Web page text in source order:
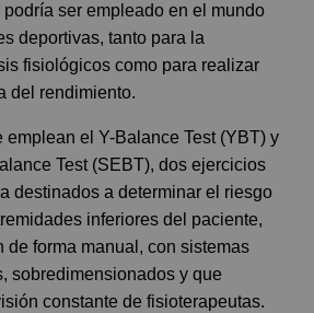
ser empleado en el mundo
deportivas, tanto para la
fisiológicos como para realizar
del rendimiento.
emplean el Y-Balance Test (YBT) y
Test (SEBT), dos ejercicios
destinados a determinar el riesgo
inferiores del paciente,
de forma manual, con sistemas
sobredimensionados y que
constante de fisioterapeutas.